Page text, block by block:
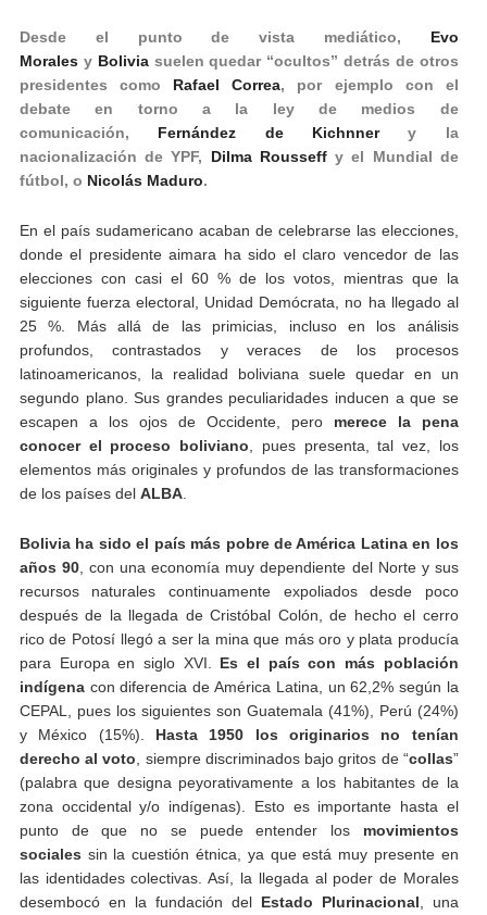
Desde el punto de vista mediático, Evo
Moralesy Boliviasuelen quedar “ocultos” detrás de otros
presidentes como Rafael Correa, por ejemplo con el
debate en torno a la ley de medios de
comunicación, Fernández de Kichnnery la
nacionalización de YPF, Dilma Rousseffy el Mundial de
fútbol, o Nicolás Maduro.
En el país sudamericano acaban de celebrarse las elecciones,
donde el presidente aimara ha sido el claro vencedor de las
elecciones con casi el 60 % de los votos, mientras que la
siguiente fuerza electoral, Unidad Demócrata, no ha llegado al
25 %. Más allá de las primicias, incluso en los análisis
profundos, contrastados y veraces de los procesos
latinoamericanos, la realidad boliviana suele quedar en un
segundo plano. Sus grandes peculiaridades inducen a que se
escapen a los ojos de Occidente, pero merece la pena
conocer el proceso boliviano , pues presenta, tal vez, los
elementos más originales y profundos de las transformaciones
de los países del ALBA.
Bolivia ha sido el país más pobre de América Latina en los
años 90 , con una economía muy dependiente del Norte y sus
recursos naturales continuamente expoliados desde poco
después de la llegada de Cristóbal Colón, de hecho el cerro
rico de Potosí llegó a ser la mina que más oro y plata producía
para Europa en siglo XVI. Es el país con más población
indígenacon diferencia de América Latina, un 62,2% según la
CEPAL, pues los siguientes son Guatemala (41%), Perú (24%)
y México (15%). Hasta 1950 los originarios no tenían
derecho al voto , siempre discriminados bajo gritos de “collas”
(palabra que designa peyorativamente a los habitantes de la
zona occidental y/o indígenas). Esto es importante hasta el
punto de que no se puede entender los movimientos
sociales sin la cuestión étnica, ya que está muy presente en
las identidades colectivas. Así, la llegada al poder de Morales
desembocó en la fundación del Estado Plurinacional , una